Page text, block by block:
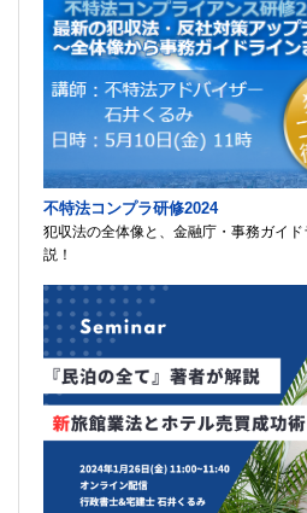
不特法コンプラ研修2024
犯収法の全体像と、金融庁・事務ガイ
説！